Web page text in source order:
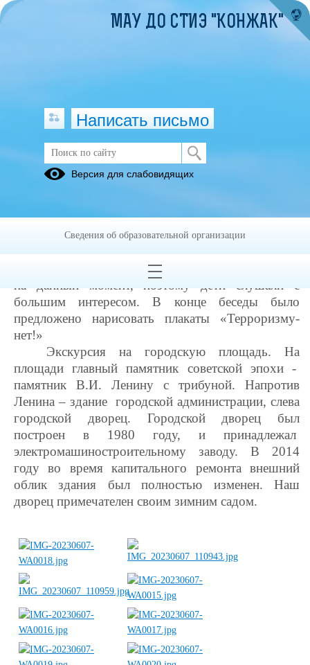
Беседа о терроризме. Пятый день
работы лагеря
На занятиях по дополнительной программе
ребята освоили несколько туристских узлов.
Беседа о терроризме. Очень актуальная тема
на данный момент, поэтому дети слушали с
большим интересом. В конце беседы было
предложено нарисовать плакаты «Терроризму-
нет!»
Экскурсия на городскую площадь. На
площади главный памятник советской эпохи -
памятник В.И. Ленину с трибуной. Напротив
Ленина – здание городской администрации, слева
городской дворец. Городской дворец был
построен в 1980 году, и принадлежал
электромашиностроительному заводу. В 2014
году во время капитального ремонта внешний
облик здания был полностью изменен. Наш
дворец примечателен своим зимним садом.
МАУ ДО СТИЭ "КОНЖАК"
Написать письмо
Версия для слабовидящих
Сведения об образовательной организации